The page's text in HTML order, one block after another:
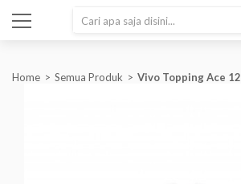
Home Semua Produk Vivo Topping Ace